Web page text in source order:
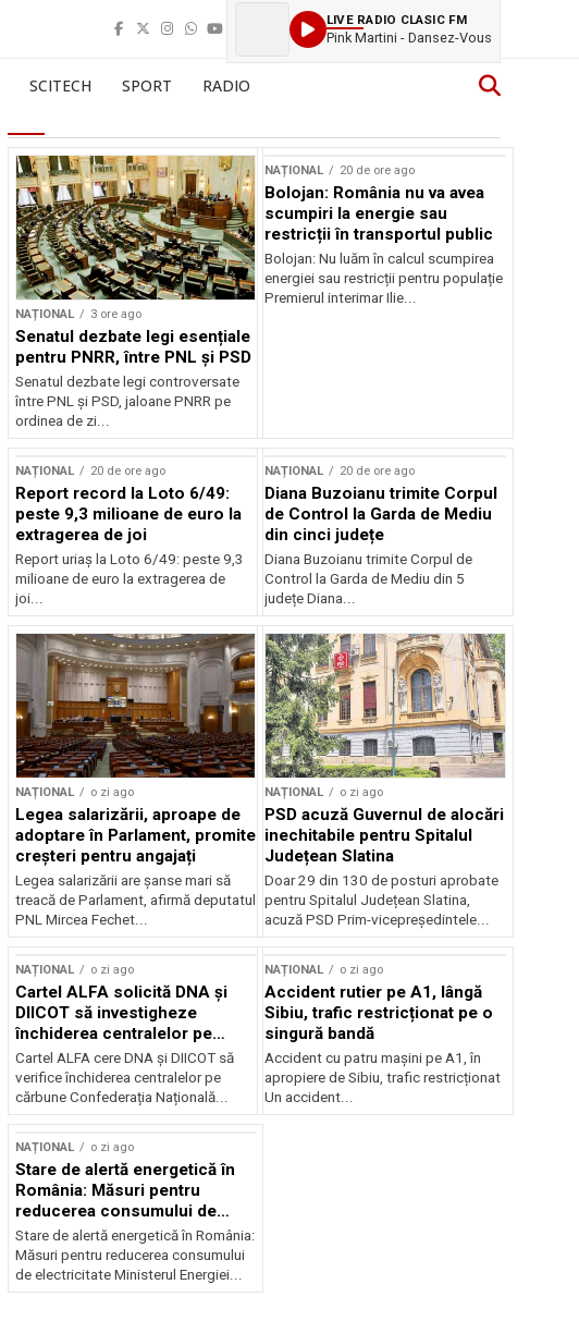
LIVE RADIO CLASIC FM
Pink Martini - Dansez-Vous
SCITECH SPORT RADIO
NAȚIONAL 3 ore ago
Senatul dezbate legi esențiale
pentru PNRR, între PNL și PSD
Senatul dezbate legi controversate
între PNL și PSD, jaloane PNRR pe
ordinea de zi...
NAȚIONAL 20 de ore ago
Bolojan: România nu va avea
scumpiri la energie sau
restricții în transportul public
Bolojan: Nu luăm în calcul scumpirea
energiei sau restricții pentru populație
Premierul interimar Ilie...
NAȚIONAL 20 de ore ago
Report record la Loto 6/49:
peste 9,3 milioane de euro la
extragerea de joi
Report uriaș la Loto 6/49: peste 9,3
milioane de euro la extragerea de
joi...
NAȚIONAL 20 de ore ago
Diana Buzoianu trimite Corpul
de Control la Garda de Mediu
din cinci județe
Diana Buzoianu trimite Corpul de
Control la Garda de Mediu din 5
județe Diana...
NAȚIONAL o zi ago
Legea salarizării, aproape de
adoptare în Parlament, promite
creșteri pentru angajați
Legea salarizării are șanse mari să
treacă de Parlament, afirmă deputatul
PNL Mircea Fechet...
NAȚIONAL o zi ago
PSD acuză Guvernul de alocări
inechitabile pentru Spitalul
Județean Slatina
Doar 29 din 130 de posturi aprobate
pentru Spitalul Județean Slatina,
acuză PSD Prim-vicepreședintele...
NAȚIONAL o zi ago
Cartel ALFA solicită DNA și
DIICOT să investigheze
închiderea centralelor pe
cărbune
Cartel ALFA cere DNA și DIICOT să
verifice închiderea centralelor pe
cărbune Confederația Națională...
NAȚIONAL o zi ago
Accident rutier pe A1, lângă
Sibiu, trafic restricționat pe o
singură bandă
Accident cu patru mașini pe A1, în
apropiere de Sibiu, trafic restricționat
Un accident...
NAȚIONAL o zi ago
Stare de alertă energetică în
România: Măsuri pentru
reducerea consumului de
electricitate
Stare de alertă energetică în România:
Măsuri pentru reducerea consumului
de electricitate Ministerul Energiei...